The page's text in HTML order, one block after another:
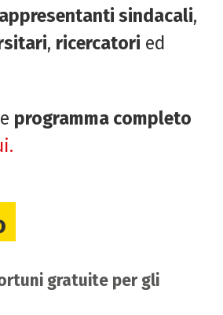
sindacali,
, ricercatori ed
programma completo
gratuite per gli